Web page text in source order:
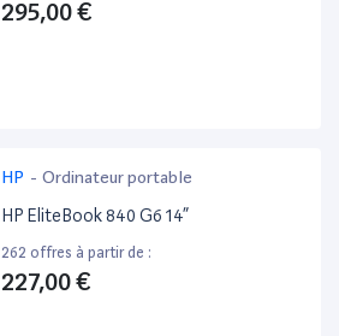
295,00 €
HP - Ordinateur portable
HP EliteBook 840 G6 14”
262 offres à partir de :
227,00 €